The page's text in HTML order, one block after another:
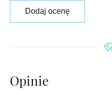
Dodaj ocenę
Opinie